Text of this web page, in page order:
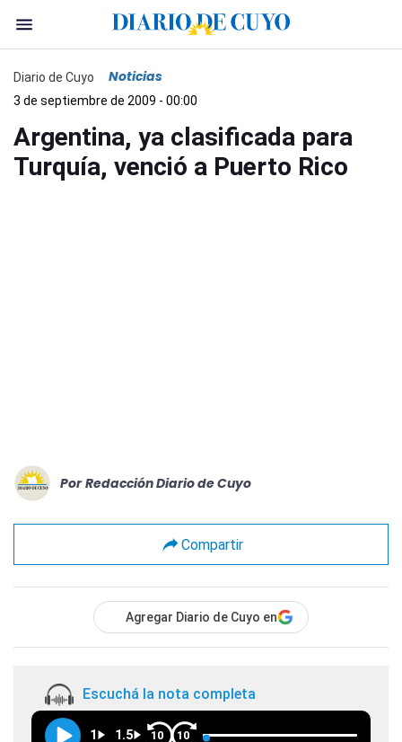
Diario de Cuyo Noticias
3 de septiembre de 2009 - 00:00
Argentina, ya clasificada para
Turquía, venció a Puerto Rico
Por Redacción Diario de Cuyo
Compartir
Agregar Diario de Cuyo en
Escuchá la nota completa
1 1.5 10 10